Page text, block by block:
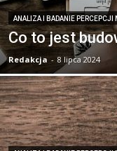
ANALIZA I BADANIE PERCEPCJI
Co to jest
Redakcja - 8 lipca 2024